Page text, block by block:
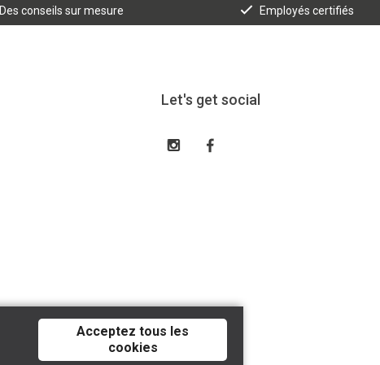
Des conseils sur mesure Employés certifiés
Let's get social
Acceptez tous les
cookies